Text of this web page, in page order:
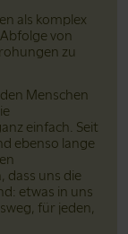
als komplex
von
zu
Menschen
einfach. Seit
ebenso lange
dass uns die
etwas in uns
für jeden,